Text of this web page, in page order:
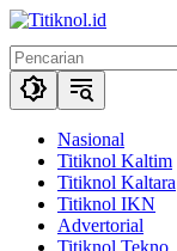
Langsung
konten
Nasional
Titiknol Kaltim
Titiknol Kaltara
Titiknol IKN
Advertorial
Titiknol Tekno